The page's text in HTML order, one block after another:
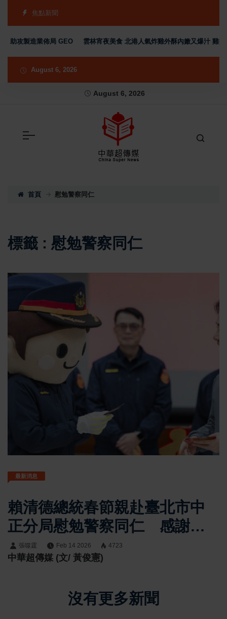
焦點新聞
助攻製造業佈局 GEO 雲林宵夜美食 北港人氣炸雞外酥內嫩又爆汁 雞排
August 6, 2026
August 6, 2026
首頁 慰勉警察同仁
標籤 : 慰勉警察同仁
最新消息
賴清德總統春節親赴臺北市中
正分局慰勉警察同仁 感謝全
年無休堅守崗位守護人民安居
樂業
張噬霆 Feb 14 2026 4723
中華超傳媒 (文/ 黃俊憲)
沒有更多新聞